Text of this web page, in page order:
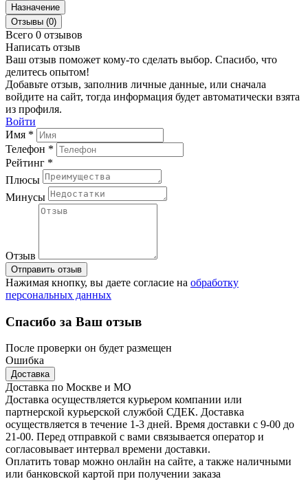
Назначение
Отзывы (0)
Всего 0 отзывов
Написать отзыв
Ваш отзыв поможет кому-то сделать выбор. Спасибо, что
делитесь опытом!
Добавьте отзыв, заполнив личные данные, или сначала
войдите на сайт, тогда информация будет автоматически взята
из профиля.
Войти
Имя *
Телефон *
Рейтинг *
Плюсы
Минусы
Отзыв
Отправить отзыв
Нажимая кнопку, вы даете согласие на обработку
персональных данных
Спасибо за Ваш отзыв
После проверки он будет размещен
Ошибка
Доставка
Доставка по Москве и МО
Доставка осуществляется курьером компании или
партнерской курьерской службой СДЕК. Доставка
осуществляется в течение 1-3 дней. Время доставки с 9-00 до
21-00. Перед отправкой с вами связывается оператор и
согласовывает интервал времени доставки.
Оплатить товар можно онлайн на сайте, а также наличными
или банковской картой при получении заказа